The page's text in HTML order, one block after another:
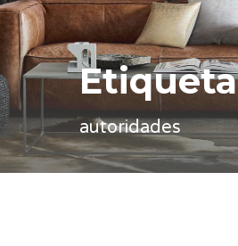
Etiqueta
autoridades